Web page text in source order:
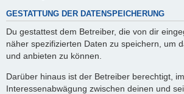
GESTATTUNG DER DATENSPEICHERUNG
Du gestattest dem Betreiber, die von dir
näher spezifizierten Daten zu speichern, um
und anbieten zu können.
Darüber hinaus ist der Betreiber berechtigt,
Interessenabwägung zwischen deinen und